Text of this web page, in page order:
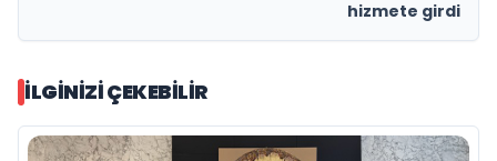
hizmete girdi
İLGINIZI ÇEKEBILIR